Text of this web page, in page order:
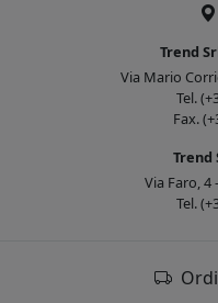
Trend
Via Mario
Tel.
Fax.
Trend
Via Faro, 4
Tel.